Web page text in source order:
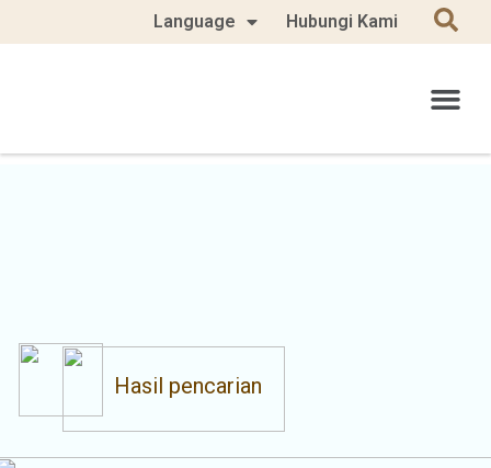
Language Hubungi Kami
Hasil pencarian